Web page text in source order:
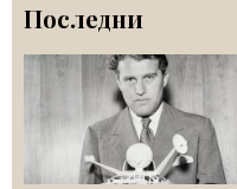
Последни